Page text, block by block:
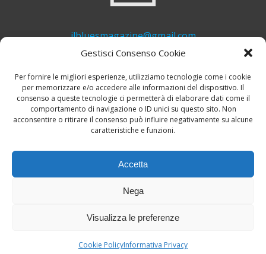
Gestisci Consenso Cookie
Per fornire le migliori esperienze, utilizziamo tecnologie come i cookie
per memorizzare e/o accedere alle informazioni del dispositivo. Il
consenso a queste tecnologie ci permetterà di elaborare dati come il
comportamento di navigazione o ID unici su questo sito. Non
acconsentire o ritirare il consenso può influire negativamente su alcune
caratteristiche e funzioni.
Accetta
Nega
Visualizza le preferenze
Cookie PolicyInformativa Privacy
ilbluesmagazine@gmail.com
+39 339 748 6635
© 2026 Il Blues Magazine. Powered by